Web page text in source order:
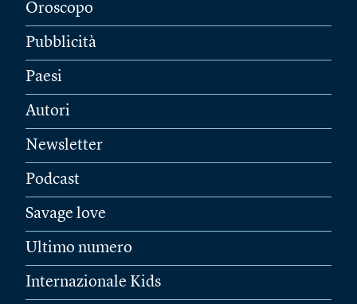
Oroscopo
Pubblicità
Paesi
Autori
Newsletter
Podcast
Savage love
Ultimo numero
Internazionale Kids